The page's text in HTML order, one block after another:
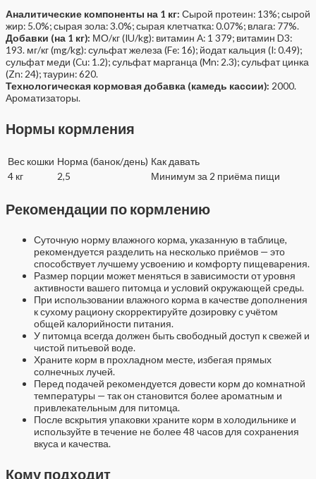
Аналитические компоненты на 1 кг: Сырой протеин: 13%; сырой
жир: 5.0%; сырая зола: 3.0%; сырая клетчатка: 0.07%; влага: 77%.
Добавки (на 1 кг): МО/кг (IU/kg): витамин A: 1 379; витамин D3:
193. мг/кг (mg/kg): сульфат железа (Fe: 16); йодат кальция (I: 0.49);
сульфат меди (Cu: 1.2); сульфат марганца (Mn: 2.3); сульфат цинка
(Zn: 24); таурин: 620.
Технологическая кормовая добавка (камедь кассии): 2000.
Ароматизаторы.
Нормы кормления
Вес кошки Норма (банок/день) Как давать
4 кг
2,5 Минимум за 2 приёма пищи
Рекомендации по кормлению
Суточную норму влажного корма, указанную в таблице,
рекомендуется разделить на несколько приёмов — это
способствует лучшему усвоению и комфорту пищеварения.
Размер порции может меняться в зависимости от уровня
активности вашего питомца и условий окружающей среды.
При использовании влажного корма в качестве дополнения
к сухому рациону скорректируйте дозировку с учётом
общей калорийности питания.
У питомца всегда должен быть свободный доступ к свежей и
чистой питьевой воде.
Храните корм в прохладном месте, избегая прямых
солнечных лучей.
Перед подачей рекомендуется довести корм до комнатной
температуры — так он становится более ароматным и
привлекательным для питомца.
После вскрытия упаковки храните корм в холодильнике и
используйте в течение не более 48 часов для сохранения
вкуса и качества.
Кому подходит